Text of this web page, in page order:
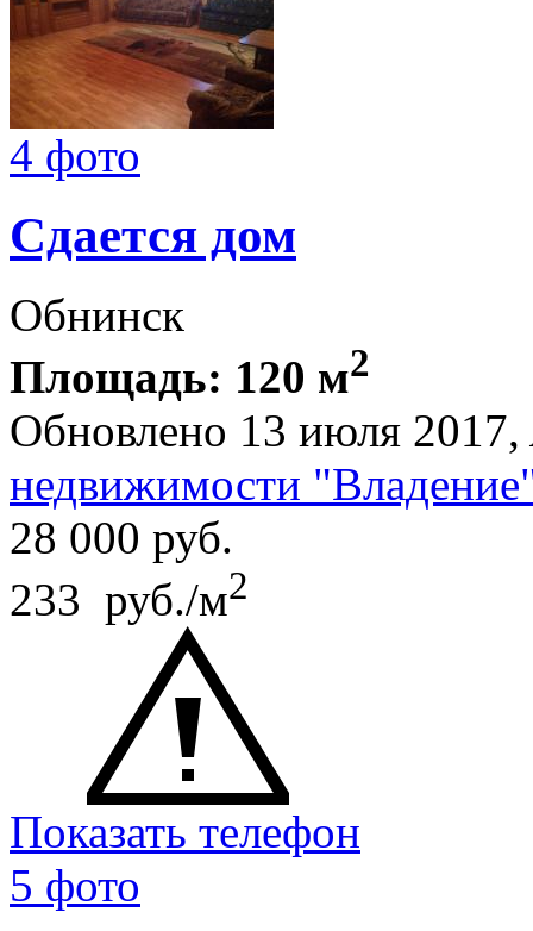
4 фото
Сдается дом
Обнинск
Площадь: 120 м2
Обновлено 13 июля 2017,
недвижимости
28 000 руб.
233 руб./м2
Показать телефон
5 фото